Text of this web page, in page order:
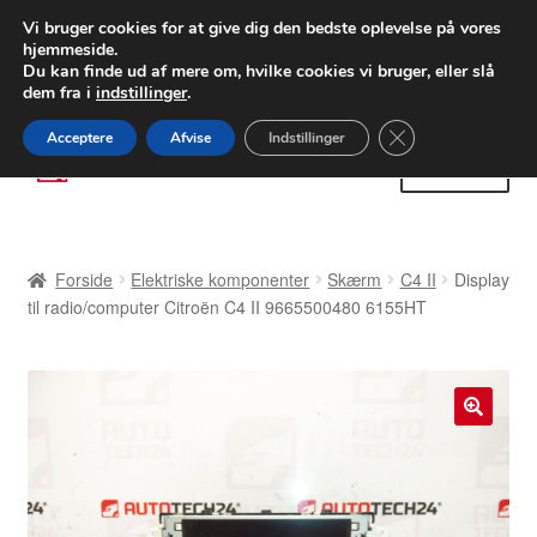
LEVERING fra 55 kr.
FEDEX verdensomspændende forsendelse
80 82 72 02
Spring
til
Spring
til
Betalinger
Forside Elektriske komponenter Skærm C4 II
Display
til radio/computer Citroën C4 II 9665500480 6155HT
Vi bruger cookies for at give dig den bedste oplevelse på vores
hjemmeside.
Du kan finde ud af mere om, hvilke cookies vi bruger, eller slå
dem fra i indstillinger.
Acceptere Afvise Indstillinger Close GDPR